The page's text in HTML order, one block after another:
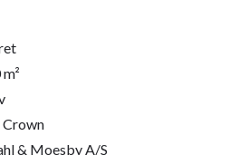
Crown
& Moesby A/S